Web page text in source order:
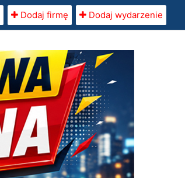
Dodaj firmę Dodaj wydarzenie